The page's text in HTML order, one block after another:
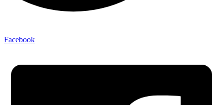
Facebook